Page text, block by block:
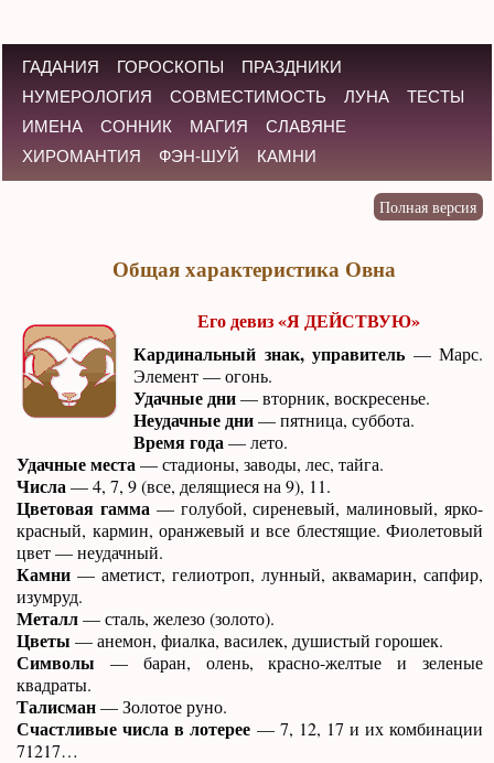
ГАДАНИЯ ГОРОСКОПЫ
ПРАЗДНИКИ
НУМЕРОЛОГИЯ
СОВМЕСТИМОСТЬ ЛУНА
ТЕСТЫ
ИМЕНА
СОННИК МАГИЯ
СЛАВЯНЕ
ХИРОМАНТИЯ
ФЭН-ШУЙ КАМНИ
Общая характеристика Овна
Его девиз «Я ДЕЙСТВУЮ»
Кардинальный знак, управитель — Марс.
Элемент — огонь.
Удачные дни— вторник, воскресенье.
Неудачные дни— пятница, суббота.
Время года — лето.
Удачные места — стадионы, заводы, лес, тайга.
Числа — 4, 7, 9 (все, делящиеся на 9), 11.
Цветовая гамма — голубой, сиреневый, малиновый, ярко-
красный, кармин, оранжевый и все блестящие. Фиолетовый
цвет — неудачный.
Камни — аметист, гелиотроп, лунный, аквамарин, сапфир,
изумруд.
Металл— сталь, железо (золото).
Цветы — анемон, фиалка, василек, душистый горошек.
Символы — баран, олень, красно-желтые и зеленые
квадраты.
Талисман— Золотое руно.
Счастливые числа в лотерее — 7, 12, 17 и их комбинации
71217…